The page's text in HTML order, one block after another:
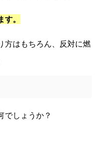
。
方はもちろん、反対に燃
でしょうか？